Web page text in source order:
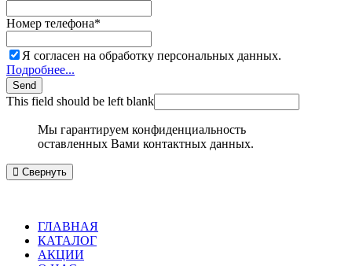
Номер телефона*
Я согласен на обработку персональных данных.
Подробнее...
Send
This field should be left blank
Мы гарантируем конфиденциальность
оставленных Вами контактных данных.
Свернуть
ГЛАВНАЯ
КАТАЛОГ
АКЦИИ